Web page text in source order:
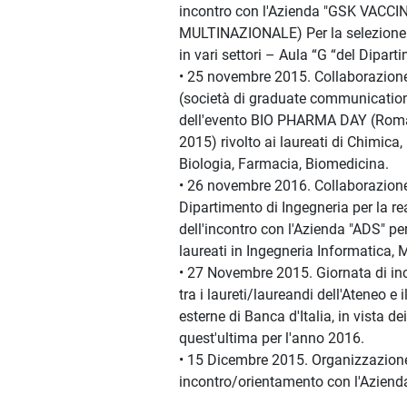
incontro con l'Azienda "GSK
MULTINAZIONALE) Per la
in vari settori – Aula “G “del
• 25 novembre 2015.
(società di graduate
dell'evento BIO PHARMA DAY
2015) rivolto ai laureati di Chimica,
Biologia, Farmacia, Biomedicina.
• 26 novembre 2016.
Dipartimento di Ingegneria per la
dell'incontro con l'Azienda "ADS"
laureati in Ingegneria Informatica,
• 27 Novembre 2015. Giornata di
tra i laureti/laureandi dell'Ateneo e
esterne di Banca d'Italia, in vista
quest'ultima per l'anno 2016.
• 15 Dicembre 2015.
incontro/orientamento con